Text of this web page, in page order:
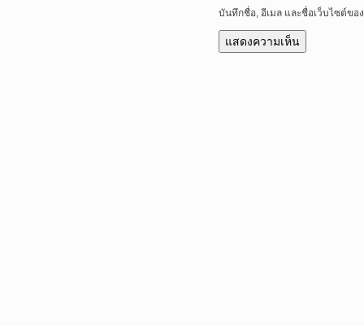
บันทึกชื่อ, อีเมล และชื่อเว็บไซต์ขอ